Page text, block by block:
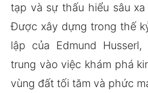
tạp và sự thấu hiểu sâu
Được xây dựng trong thế
lập của Edmund
trung vào việc khám phá
vùng đất tối tăm và phức